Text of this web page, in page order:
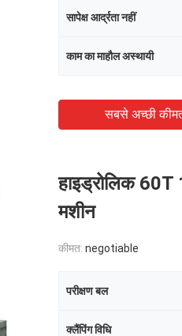
सापेक्ष आर्द्रता नहीं
काम का माहौल अस्थायी
सबसे अच्छी
हाइड्रोलिक 60T
मशीन
कीमत: negotiable
परीक्षण बल
क्लैंपिंग विधि